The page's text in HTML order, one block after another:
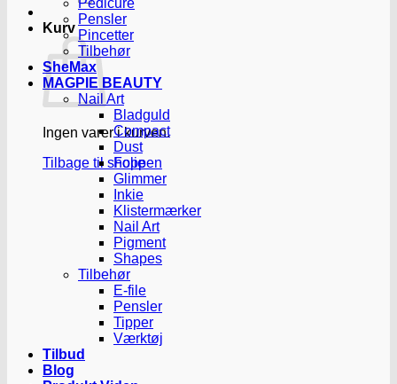
Kurv
Ingen varer i kurven.
Tilbage til shoppen
Pedicure
Pensler
Pincetter
Tilbehør
SheMax
MAGPIE BEAUTY
Nail Art
Bladguld
Compact
Dust
Folie
Glimmer
Inkie
Klistermærker
Nail Art
Pigment
Shapes
Tilbehør
E-file
Pensler
Tipper
Værktøj
Tilbud
Blog